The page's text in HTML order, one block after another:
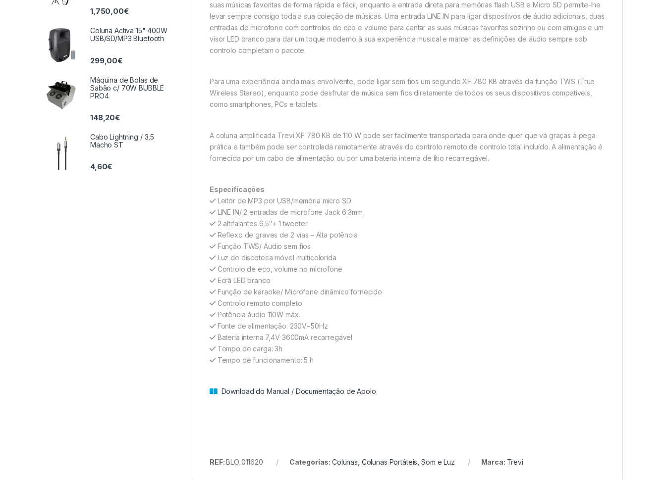
suas músicas favoritas de forma rápida e fácil, enquanto a entrada direta para memórias flash USB e Micro SD permite-lhe
levar sempre consigo toda a sua coleção de músicas. Uma entrada LINE IN para ligar dispositivos de áudio adicionais, duas
entradas de microfone com controlos de eco e volume para cantar as suas músicas favoritas sozinho ou com amigos e um
visor LED branco para dar um toque moderno à sua experiência musical e manter as definições de áudio sempre sob
controlo completam o pacote.
Para uma experiência ainda mais envolvente, pode ligar sem fios um segundo XF 780 KB através da função TWS (True
Wireless Stereo), enquanto pode desfrutar de música sem fios diretamente de todos os seus dispositivos compatíveis,
como smartphones, PCs e tablets.
A coluna amplificada Trevi XF 780 KB de 110 W pode ser facilmente transportada para onde quer que vá graças à pega
prática e também pode ser controlada remotamente através do controlo remoto de controlo total incluído. A alimentação é
fornecida por um cabo de alimentação ou por uma bateria interna de lítio recarregável.
Especificações
Leitor de MP3 por USB/memória micro SD
LINE IN/ 2 entradas de microfone Jack 6.3mm
2 altifalantes 6,5″+ 1 tweeter
Reflexo de graves de 2 vias – Alta potência
Função TWS/ Áudio sem fios
Luz de discoteca móvel multicolorida
Controlo de eco, volume no microfone
Ecrã LED branco
Função de karaoke/ Microfone dinâmico fornecido
Controlo remoto completo
Potência áudio 110W máx.
Fonte de alimentação: 230V~50Hz
Bateria interna 7,4V 3600mA recarregável
Tempo de carga: 3h
Tempo de funcionamento: 5 h
Download do Manual / Documentação de Apoio
REF:BLO_011620 Categorias: Colunas Colunas Portáteis ,Som e Luz Marca: Trevi
1,750,00€
Coluna Activa 15" 400W
USB/SD/MP3 Bluetooth
299,00€
Máquina de Bolas de
Sabão c/ 70W BUBBLE
PRO4
148,20€
Cabo Lightning / 3,5
Macho ST
4,60€